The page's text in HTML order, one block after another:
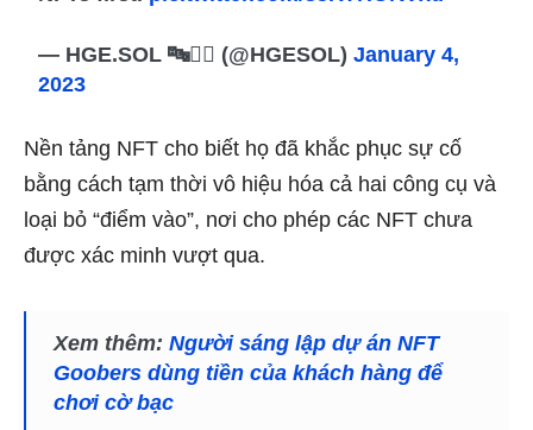
— HGE.SOL 🔤🧙‍♂️ (@HGESOL)January 4,
2023
Nền tảng NFT cho biết họ đã khắc phục sự cố
bằng cách tạm thời vô hiệu hóa cả hai công cụ và
loại bỏ “điểm vào”, nơi cho phép các NFT chưa
được xác minh vượt qua.
Xem thêm: Người sáng lập dự án NFT
Goobers dùng tiền của khách hàng để
chơi cờ bạc